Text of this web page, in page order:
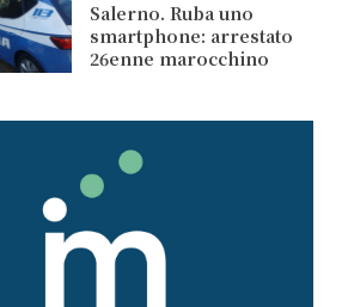
Salerno. Ruba uno
smartphone: arrestato
26enne marocchino